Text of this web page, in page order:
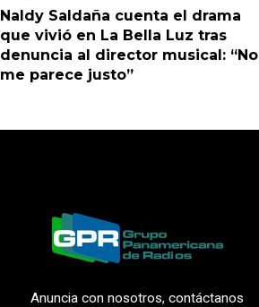
Naldy Saldaña cuenta el drama
que vivió en La Bella Luz tras
denuncia al director musical: “No
me parece justo”
Anuncia con nosotros, contáctanos